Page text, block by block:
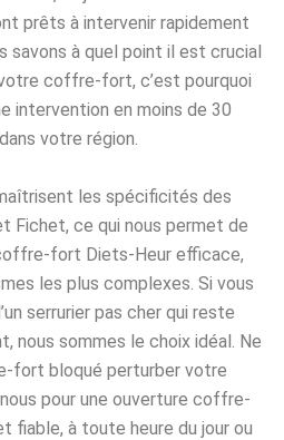
prêts à intervenir rapidement
savons à quel point il est crucial
coffre-fort, c’est pourquoi
intervention en moins de 30
votre région.
les spécificités des
Fichet, ce qui nous permet de
fort Diets-Heur efficace,
les plus complexes. Si vous
serrurier pas cher qui reste
nous sommes le choix idéal. Ne
fort bloqué perturber votre
pour une ouverture coffre-
fiable, à toute heure du jour ou